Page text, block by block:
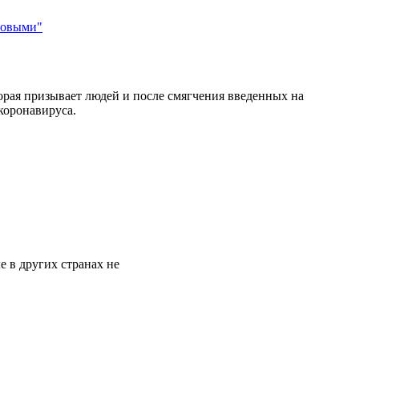
призывает людей и после смягчения введенных на
в других странах не